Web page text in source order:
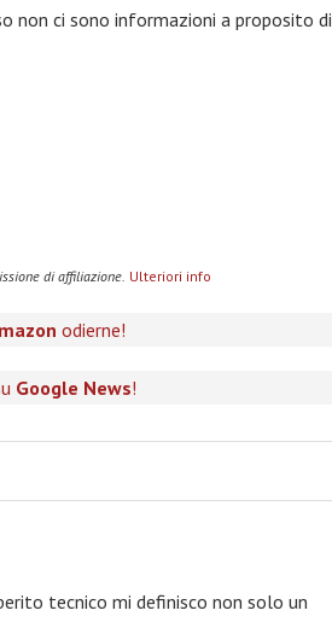
non ci sono informazioni a proposito di
di affiliazione. Ulteriori info
odierne!
Google News!
tecnico mi definisco non solo un